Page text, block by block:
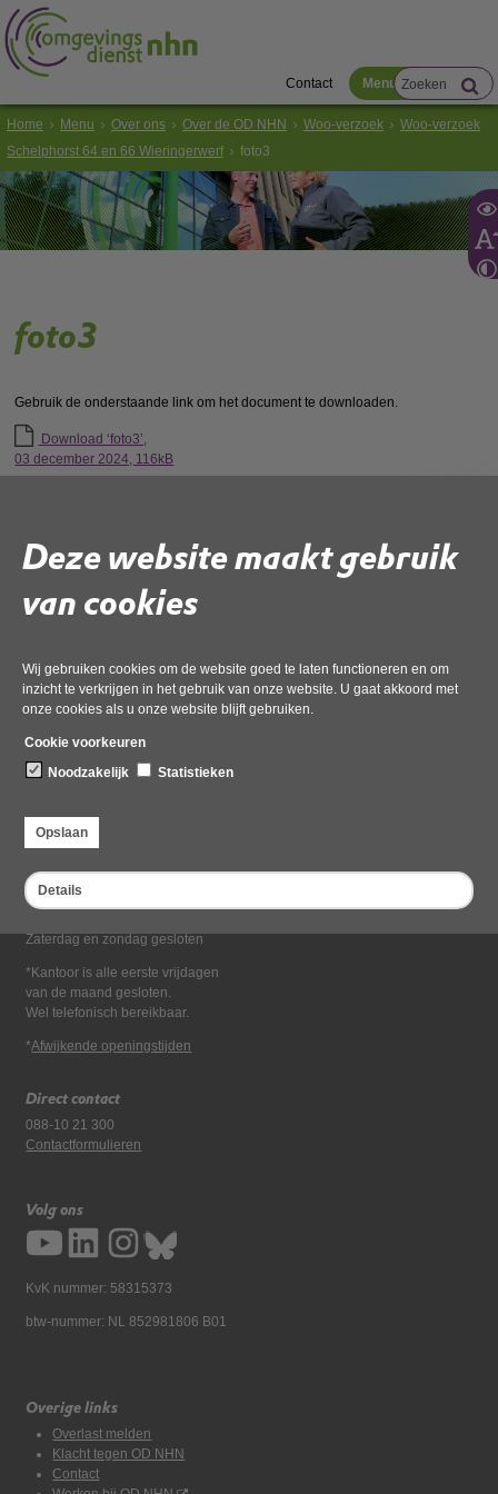
Deze website maakt gebruik
van cookies
Wij gebruiken cookies om de website goed te laten functioneren en om
inzicht te verkrijgen in het gebruik van onze website. U gaat akkoord met
onze cookies als u onze website blijft gebruiken.
Cookie voorkeuren
Noodzakelijk
Statistieken
Opslaan
Details
Contact Menu
Home Menu Over ons Over de OD NHN Woo-verzoek
Woo-verzoek
Schelphorst 64 en 66 Wieringerwerf
foto3
foto3
Gebruik de onderstaande link om het document te downloaden.
Download ‘foto3’,
03 december 2024, 116kB
Bezoekadres
Dampten 2, 1624 NR Hoorn
Postbus 2095, 1620 EB Hoorn
Openingstijden kantoor
Maandag tot en met vrijdag*
van 08:00 tot 16:30
Zaterdag en zondag gesloten
*Kantoor is alle eerste vrijdagen
van de maand gesloten.
Wel telefonisch bereikbaar.
*Afwijkende openingstijden
Direct contact
088-10 21 300
Contactformulieren
Volg ons
KvK nummer: 58315373
btw-nummer: NL 852981806 B01
Overige links
Overlast melden
Klacht tegen OD NHN
Contact